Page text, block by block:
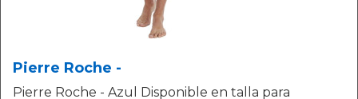
Pierre Roche -
Pierre Roche - Azul Disponible en talla para